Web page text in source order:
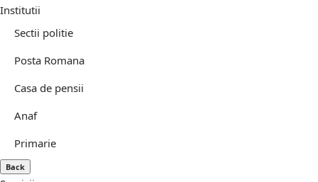
Institutii
Sectii politie
Posta Romana
Casa de pensii
Anaf
Primarie
Back